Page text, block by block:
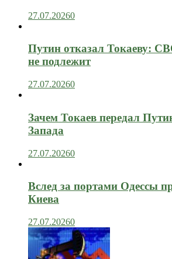
27.07.20260
Путин отказал Токаеву:
не подлежит
27.07.20260
Зачем Токаев передал
Запада
27.07.20260
Вслед за портами Одессы
Киева
27.07.20260